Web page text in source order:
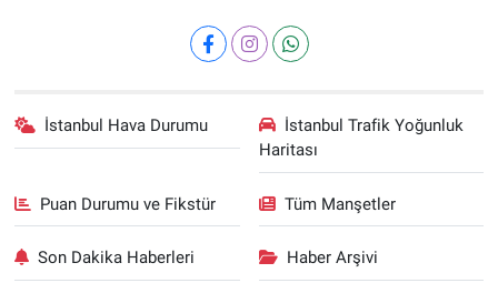
İstanbul Hava Durumu
İstanbul Trafik Yoğunluk
Haritası
Puan Durumu ve Fikstür Tüm Manşetler
Son Dakika Haberleri Haber Arşivi